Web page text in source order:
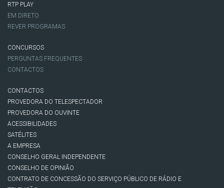
RTP PLAY
EM DIRETO
REVER PROGRAMAS
CONCURSOS
PERGUNTAS FREQUENTES
CONTACTOS
CONTACTOS
PROVEDORA DO TELESPECTADOR
PROVEDORA DO OUVINTE
ACESSIBILIDADES
SATÉLITES
A EMPRESA
CONSELHO GERAL INDEPENDENTE
CONSELHO DE OPINIÃO
CONTRATO DE CONCESSÃO DO SERVIÇO PÚBLICO DE RÁDIO E